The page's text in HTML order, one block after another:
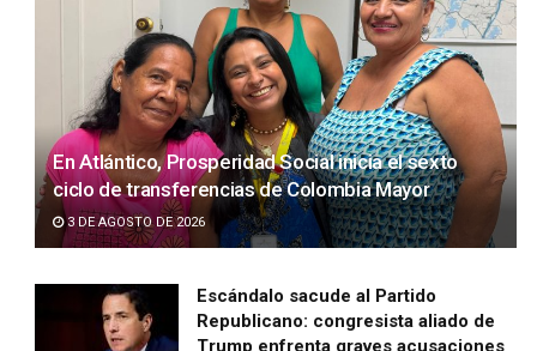
En Atlántico, Prosperidad Social inicia el sexto
ciclo de transferencias de Colombia Mayor
3 DE AGOSTO DE 2026
Escándalo sacude al Partido
Republicano: congresista aliado de